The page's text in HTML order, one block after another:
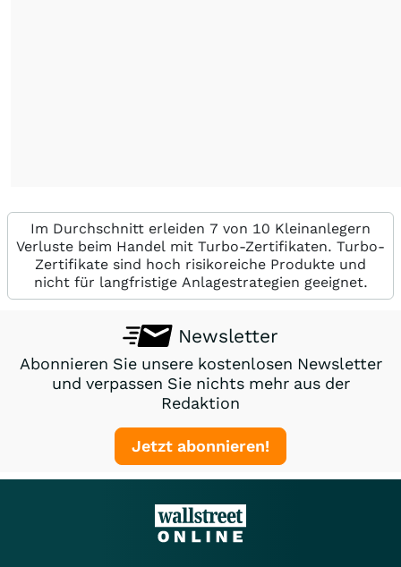
Im Durchschnitt erleiden 7 von 10 Kleinanlegern
Verluste beim Handel mit Turbo-Zertifikaten. Turbo-
Zertifikate sind hoch risikoreiche Produkte und
nicht für langfristige Anlagestrategien geeignet.
Newsletter
Abonnieren Sie unsere kostenlosen Newsletter
und verpassen Sie nichts mehr aus der
Redaktion
Jetzt abonnieren!